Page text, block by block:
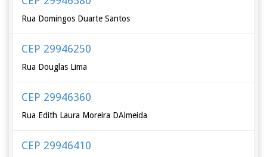
Rua Domingos Duarte Santos
CEP 29946250
Rua Douglas Lima
CEP 29946360
Rua Edith Laura Moreira DAlmeida
CEP 29946410